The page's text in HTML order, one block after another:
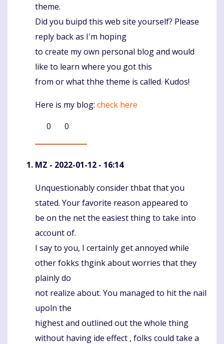
theme.
Did you buipd this web site yourself? Please
reply back as I'm hoping
to create my own personal blog and would
like to learn where you got this
from or what thhe theme is called. Kudos!
Here is my blog: check here
0
0
MZ - 2022-01-12 - 16:14
Komentaras
Unquestionably consider thbat that you
stated. Your favorite reason appeared to
be on the net the easiest thing to take into
account of.
I say to you, I certainly get annoyed while
other fokks thgink about worries that they
plainly do
not realize about. You managed to hit the nail
upoln the
highest and outlined out the whole thing
without having ide effect , folks could take a